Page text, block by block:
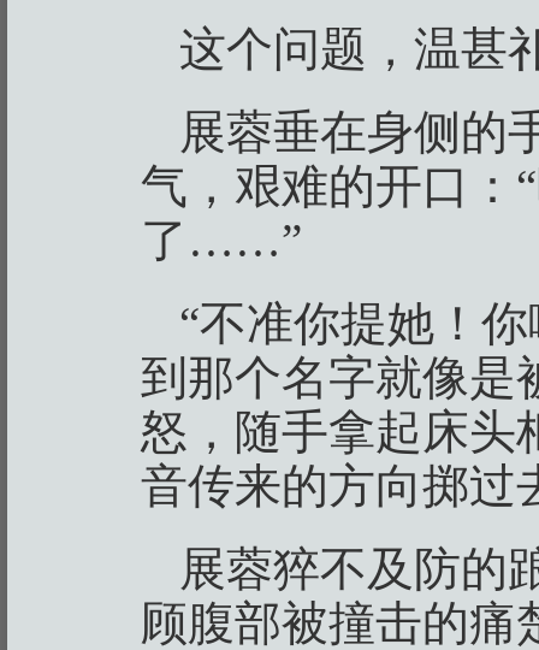
这个问题，温甚
展蓉垂在身侧的
气，艰难的开口：
了……”
“不准你提她！
到那个名字就像是
怒，随手拿起床头
音传来的方向掷过
展蓉猝不及防的
顾腹部被撞击的痛